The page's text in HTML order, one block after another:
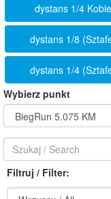
dystans 1/4
dystans 1/8
dystans 1/4
Wybierz punkt
Filtruj / Filter: